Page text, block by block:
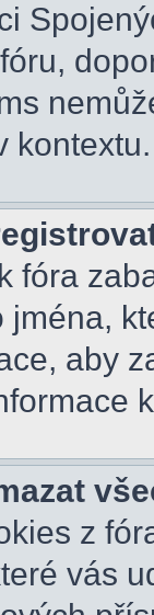
kontextu.
fóra
aby
z
vás